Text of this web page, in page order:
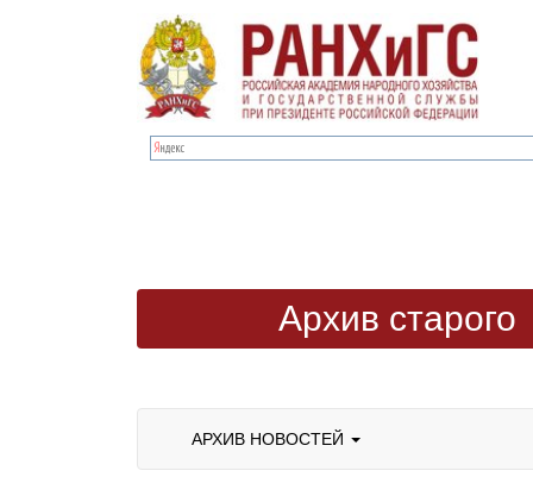
Архив старого
АРХИВ НОВОСТЕЙ